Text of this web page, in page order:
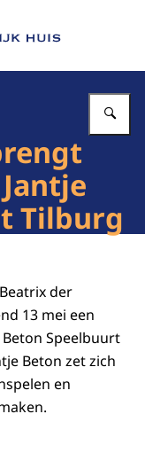
Koninklijk Huis
Tilburg
der
13 mei een
Speelbuurt
Beton zet zich
en